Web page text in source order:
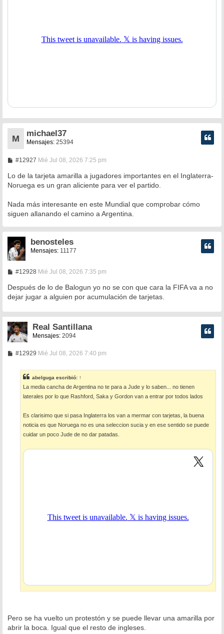
M
michael37
Mensajes: 25394
#12927M
n
a
e
Mié Jul 08, 2026 7:25 pm
Lo de la tarjeta amarilla a jugadores importantes en el Inglaterra-
Noruega es un gran aliciente para ver el partido.
Nada más interesante en este Mundial que comprobar cómo
siguen allanando el camino a Argentina.
benosteles
Mensajes: 11177
#12928M
n
a
e
Mié Jul 08, 2026 7:35 pm
Después de lo de Balogun yo no se con que cara la FIFA va a no
dejar jugar a alguien por acumulación de tarjetas.
Real Santillana
Mensajes: 2094
#12929M
a
j
e
Mié Jul 08, 2026 7:40 pm
abelguga escribió: ↑
La media cancha de Argentina no te para a Jude y lo saben... no tienen
laterales por lo que Rashford, Saka y Gordon van a entrar por todos lados
Es clarisimo que si pasa Inglaterra los van a mermar con tarjetas, la buena
noticia es que Noruega no es una seleccion sucia y en ese sentido se puede
cuidar un poco Jude de no dar patadas.
Pero se ha vuelto un protestón y se puede llevar una amarilla por
abrir la boca. Igual que el resto de ingleses.